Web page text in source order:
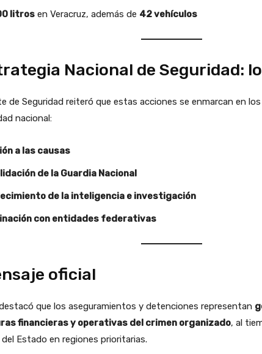
litros en Veracruz, además de 42 vehículos
Nacional de Seguridad:
de Seguridad reiteró que estas acciones se enmarcan en
nacional:
a las causas
de la Guardia Nacional
de la inteligencia e investigación
con entidades federativas
oficial
que los aseguramientos y detenciones representan
financieras y operativas del crimen organizado, al
Estado en regiones prioritarias.